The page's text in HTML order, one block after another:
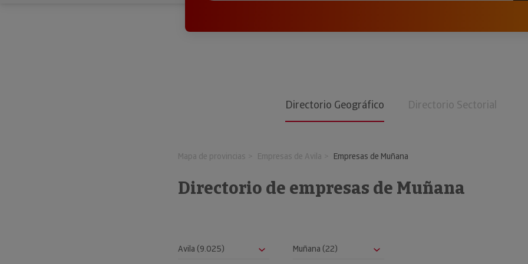
Directorio Geográfico Directorio Sectorial
Mapa de provincias Empresas de Avila Empresas de Muñana
Directorio de empresas de Muñana